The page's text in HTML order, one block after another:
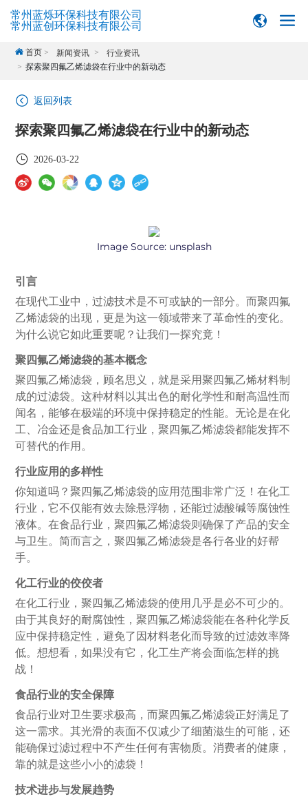
常州蓝烁环保科技有限公司
常州蓝创环保科技有限公司
首页 新闻资讯
行业资讯
探索聚四氟乙烯滤袋在行业中的新动态
返回列表
探索聚四氟乙烯滤袋在行业中的新动态
2026-03-22
Image Source: unsplash
引言
在现代工业中，过滤技术是不可或缺的一部分。而聚四氟
乙烯滤袋的出现，更是为这一领域带来了革命性的变化。
为什么说它如此重要呢？让我们一探究竟！
聚四氟乙烯滤袋的基本概念
聚四氟乙烯滤袋，顾名思义，就是采用聚四氟乙烯材料制
成的过滤袋。这种材料以其出色的耐化学性和耐高温性而
闻名，能够在极端的环境中保持稳定的性能。无论是在化
工、冶金还是食品加工行业，聚四氟乙烯滤袋都能发挥不
可替代的作用。
行业应用的多样性
你知道吗？聚四氟乙烯滤袋的应用范围非常广泛！在化工
行业，它不仅能有效去除悬浮物，还能过滤酸碱等腐蚀性
液体。在食品行业，聚四氟乙烯滤袋则确保了产品的安全
与卫生。简而言之，聚四氟乙烯滤袋是各行各业的好帮
手。
化工行业的佼佼者
在化工行业，聚四氟乙烯滤袋的使用几乎是必不可少的。
由于其良好的耐腐蚀性，聚四氟乙烯滤袋能在各种化学反
应中保持稳定性，避免了因材料老化而导致的过滤效率降
低。想想看，如果没有它，化工生产将会面临怎样的挑
战！
食品行业的安全保障
食品行业对卫生要求极高，而聚四氟乙烯滤袋正好满足了
这一需求。其光滑的表面不仅减少了细菌滋生的可能，还
能确保过滤过程中不产生任何有害物质。消费者的健康，
靠的就是这些小小的滤袋！
技术进步与发展趋势